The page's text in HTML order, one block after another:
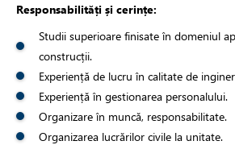
Responsabilități și cerințe:
Studii superioare finisate în domeniul
construcții.
Experiență de lucru în calitate de
Experiență în gestionarea personalului.
Organizare în muncă, responsabilitate.
Organizarea lucrărilor civile la unitate.